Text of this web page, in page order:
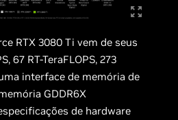
RTX 3080 Ti vem de seus
67 RT-TeraFLOPS, 273
interface de memória de
GDDR6X
de hardware